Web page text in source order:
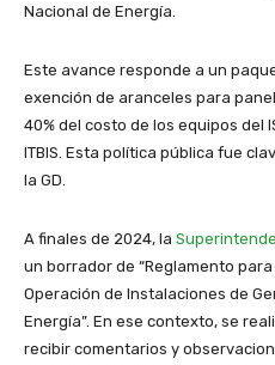
Nacional de Energía.
Este avance responde a un
exención de aranceles para
40% del costo de los equipos del
ITBIS. Esta política pública fue
la GD.
A finales de 2024, la
un borrador de “Reglamento
Operación de Instalaciones de
Energía”. En ese contexto, se
recibir comentarios y